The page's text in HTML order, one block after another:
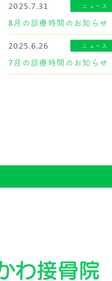
2025.7.31 ニュース
8月の診療時間のお知らせ
2025.6.26 ニュース
7月の診療時間のお知らせ